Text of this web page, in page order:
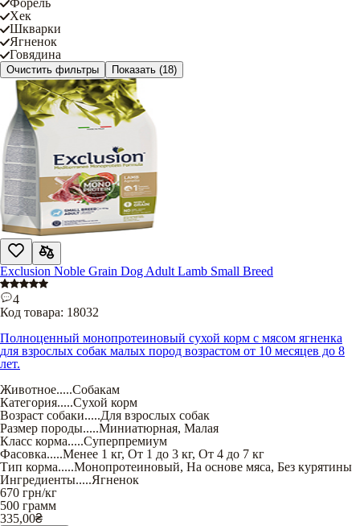
Хек
Шкварки
Ягненок
Говядина
Очистить фильтры Показать (18)
Exclusion Noble Grain Dog Adult Lamb Small Breed
4
Код товара: 18032
Полноценный монопротеиновый сухой корм с мясом ягненка
для взрослых собак малых пород возрастом от 10 месяцев до 8
лет.
Животное.....Собакам
Категория.....Сухой корм
Возраст собаки.....Для взрослых собак
Размер породы.....Миниатюрная, Малая
Класс корма.....Суперпремиум
Фасовка.....Менее 1 кг, От 1 до 3 кг, От 4 до 7 кг
Тип корма.....Монопротеиновый, На основе мяса, Без курятины
Ингредиенты.....Ягненок
670 грн/кг
500 грамм
335,00₴